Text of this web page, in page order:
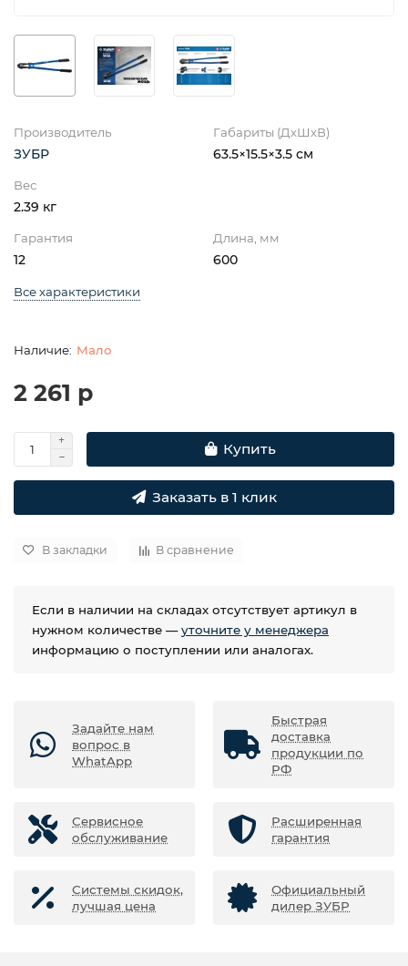
Производитель
ЗУБР
Габариты (ДхШхВ)
63.5×15.5×3.5 см
Вес
2.39 кг
Гарантия
12
Длина, мм
600
Все характеристики
Мало
2 261 р
Купить
Заказать в 1 клик
В закладки В сравнение
Если в наличии на складах отсутствует артикул в
нужном количестве —уточните у менеджера
информацию о поступлении или аналогах.
Задайте нам
вопрос в
WhatApp
Быстрая
доставка
продукции по
РФ
Сервисное
обслуживание
Расширенная
гарантия
Системы скидок,
лучшая цена
Официальный
дилер ЗУБР